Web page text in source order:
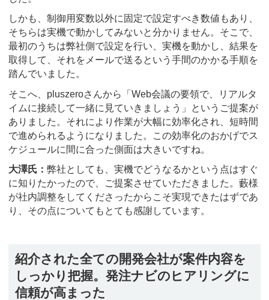
しかも、制御用変数以外に固定で設定すべき数値もあり、
そちらは実機で動かしてみないと分かりません。そこで、
最初のうちは弊社側で設定を行い、実機を動かし、結果を
取得して、それをメールで送るという手間のかかる手順を
踏んでいました。
そこへ、pluszeroさんから「Web会議の要領で、リアルタ
イムに接続して一緒に見ていきましょう」というご提案が
ありました。それにより作業が大幅に効率化され、短時間
で進められるようになりました。この効率化のおかげでス
ケジュールに間に合った側面は大きいですね。
大澤氏： 弊社としても、実機でどうなるかという点はすぐ
に知りたかったので、ご提案させていただきました。藪様
が社内調整をしてくださったからこそ実現できたはずであ
り、その点についてもとても感謝しています。
紹介された全ての開発会社が案件内容を
しっかり把握。発注ナビのヒアリングに
信頼が高まった